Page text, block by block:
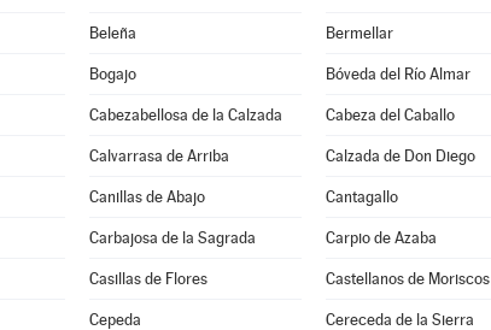
Beleña Bermellar
Bogajo Bóveda del Río Almar
Cabezabellosa de la Calzada Cabeza del Caballo
Calvarrasa de Arriba Calzada de Don Diego
Canillas de Abajo Cantagallo
Carbajosa de la Sagrada Carpio de Azaba
Casillas de Flores Castellanos de Moriscos
Cepeda Cereceda de la Sierra